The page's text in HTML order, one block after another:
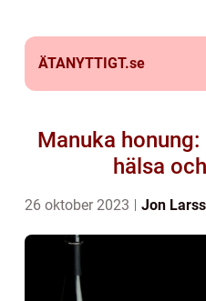
ÄTANYTTIGT.se
Manuka
hälsa
26 oktober 2023 Jon